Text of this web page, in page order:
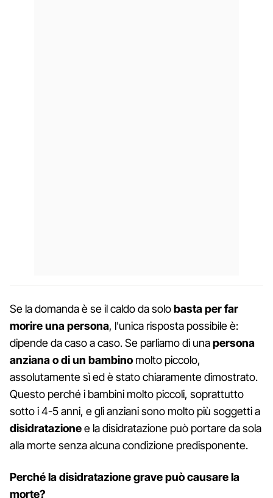
Se la domanda è se il caldo da solobasta per far
morire una persona, l'unica risposta possibile è:
dipende da caso a caso. Se parliamo di unapersona
anziana o di un bambino molto piccolo,
assolutamente sì ed è stato chiaramente dimostrato.
Questo perché i bambini molto piccoli, soprattutto
sotto i 4-5 anni, e gli anziani sono molto più soggetti a
disidratazionee la disidratazione può portare da sola
alla morte senza alcuna condizione predisponente.
Perché la disidratazione grave può causare la
morte?